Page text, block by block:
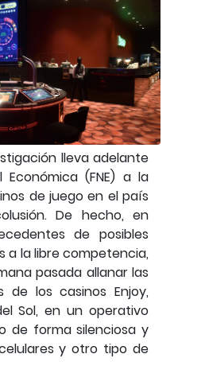
lleva adelante
Económica (FNE) a la
de juego en el país
De hecho, en
de posibles
la libre competencia,
pasada allanar las
de los casinos Enjoy,
Sol, en un operativo
de forma silenciosa y
y otro tipo de